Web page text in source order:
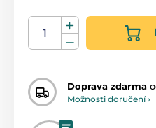
Doprava zdarma
Možnosti doručení ›